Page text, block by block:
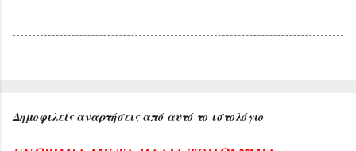
Δημοφιλείς αναρτήσεις από αυτό το ιστολόγιο